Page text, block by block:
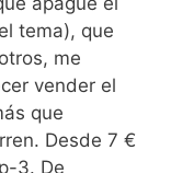
tema), que
me
vender el
que
Desde 7 €
3. De